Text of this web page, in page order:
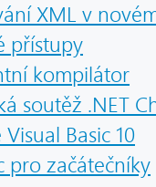
XML v
přístupy
kompilátor
soutěž .NET
Basic 10
pro začátečníky